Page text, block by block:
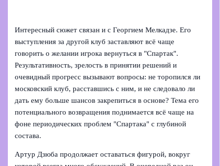
Интересный сюжет связан и с Георгием Мелкадзе. Его
выступления за другой клуб заставляют всё чаще
говорить о желании игрока вернуться в "Спартак".
Результативность, зрелость в принятии решений и
очевидный прогресс вызывают вопросы: не торопился ли
московский клуб, расставшись с ним, и не следовало ли
дать ему больше шансов закрепиться в основе? Тема его
потенциального возвращения поднимается всё чаще на
фоне периодических проблем "Спартака" с глубиной
состава.
Артур Дзюба продолжает оставаться фигурой, вокруг